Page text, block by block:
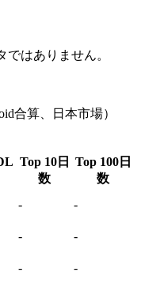
はありません。
合算、日本市場）
Top 10日
数
Top 100日
数
-
-
-
-
-
-